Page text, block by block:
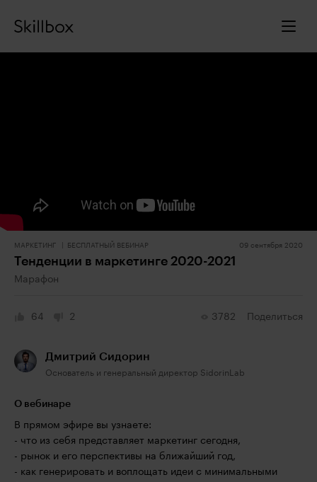
МАРКЕТИНГ БЕСПЛАТНЫЙ ВЕБИНАР 09 сентября 2020
Тенденции в маркетинге 2020-2021
Марафон
64 2 3782 Поделиться
Дмитрий Сидорин
Основатель и генеральный директор SidorinLab
О вебинаре
В прямом эфире вы узнаете:
- что из себя представляет маркетинг сегодня,
- рынок и его перспективы на ближайший год,
- как генерировать и воплощать идеи с минимальными